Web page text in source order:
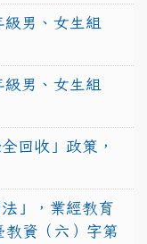
男、女生組
男、女生組
回收」政策，
」，業經教育
資（六）字第